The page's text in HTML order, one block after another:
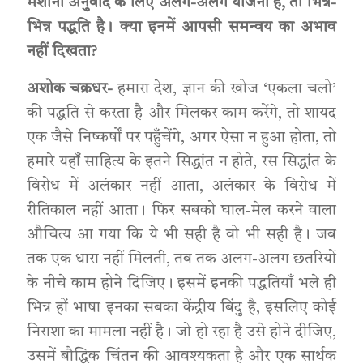
मशीनी अनुवाद के लिए अलग-अलग योजना है, तो भिन्न-
भिन्न पद्धति है। क्या इनमें आपसी समन्वय का अभाव
नहीं दिखता?
अशोक चक्रधर-हमारा देश, ज्ञान की खोज ‘एकला चलो’
की पद्धति से करता है और मिलकर काम करेंगे, तो शायद
एक जैसे निष्कर्षों पर पहुँचेंगे, अगर ऐसा न हुआ होता, तो
हमारे यहाँ साहित्य के इतने सिद्धांत न होते, रस सिद्धांत के
विरोध में अलंकार नहीं आता, अलंकार के विरोध में
रीतिकाल नहीं आता। फिर सबको घाल-मेल करने वाला
औचित्य आ गया कि ये भी सही है वो भी सही है। जब
तक एक धारा नहीं मिलती, तब तक अलग-अलग छतरियों
के नीचे काम होने दिजिए। इसमें इनकी पद्धतियाँ भले ही
भिन्न हों भाषा इनका सबका केंद्रीय बिंदु है, इसलिए कोई
निराशा का मामला नहीं है। जो हो रहा है उसे होने दीजिए,
उसमें बौद्धिक चिंतन की आवश्यकता है और एक सार्थक